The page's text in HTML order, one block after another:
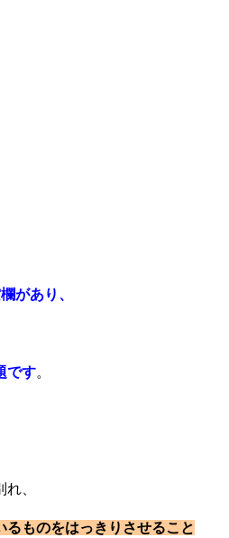
があり、
です。
、
ものをはっきりさせること